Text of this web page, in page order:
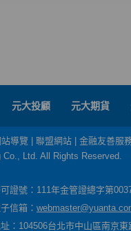
元大投顧 元大期貨
導覽 聯盟網站
金融友善服
Ltd. All Rights Reserved.
可證號：111年金管證總字第
子信箱：
址：104506台北市中山區南京